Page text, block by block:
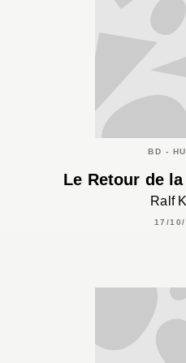
BD -
Le Retour de
Ralf
17/